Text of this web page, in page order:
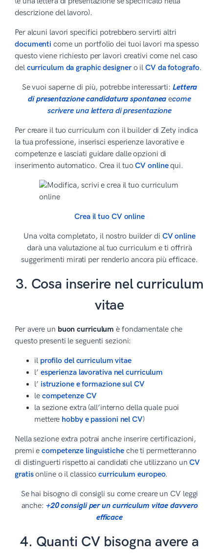
descrizione del lavoro).
Per alcuni lavori specifici potrebbero servirti altri
documenti come un portfolio dei tuoi lavori ma spesso
questo viene richiesto per lavori creativi come nel caso
del curriculum da graphic designero ilCV da fotografo.
Se vuoi saperne di più, potrebbe interessarti: Lettera
di presentazione candidatura spontanea ecome
scrivere una lettera di presentazione
Per creare il tuo curriculum con il builder di Zety indica
la tua professione, inserisci esperienze lavorative e
competenze e lasciati guidare dalle opzioni di
inserimento automatico. Crea il tuo CV onlinequi.
Crea il tuo CV online
Una volta completato, il nostro builder di CV online
darà una valutazione al tuo curriculum e ti offrirà
suggerimenti mirati per renderlo ancora più efficace.
3. Cosa inserire nel curriculum
vitae
Per avere un buon curriculum è fondamentale che
questo presenti le seguenti sezioni:
il profilo del curriculum vitae
l’ esperienza lavorativa nel curriculum
l’ istruzione e formazione sul CV
le competenze CV
la sezione extra (all’interno della quale puoi
mettere hobby e passioni nel CV)
Nella sezione extra potrai anche inserire certificazioni,
premi ecompetenze linguisticheche ti permetteranno
di distinguerti rispetto ai candidati che utilizzano unCV
gratisonline o il classicocurriculum europeo.
Se hai bisogno di consigli su come creare un CV leggi
anche: +20 consigli per un curriculum vitae davvero
efficace
4. Quanti CV bisogna avere a